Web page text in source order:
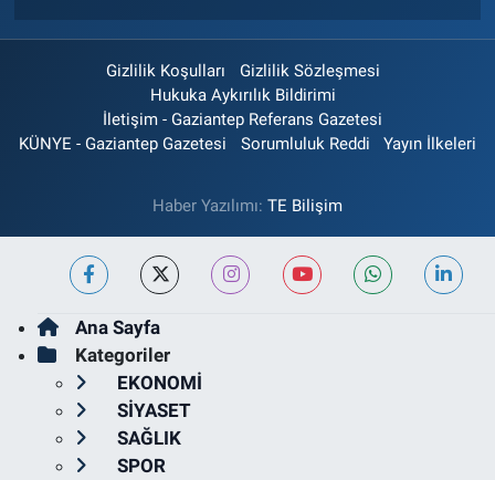
Gizlilik Koşulları
Gizlilik Sözleşmesi
Hukuka Aykırılık Bildirimi
İletişim - Gaziantep Referans Gazetesi
KÜNYE - Gaziantep Gazetesi
Sorumluluk Reddi Yayın İlkeleri
Haber Yazılımı: TE Bilişim
Ana Sayfa
Kategoriler
EKONOMİ
SİYASET
SAĞLIK
SPOR